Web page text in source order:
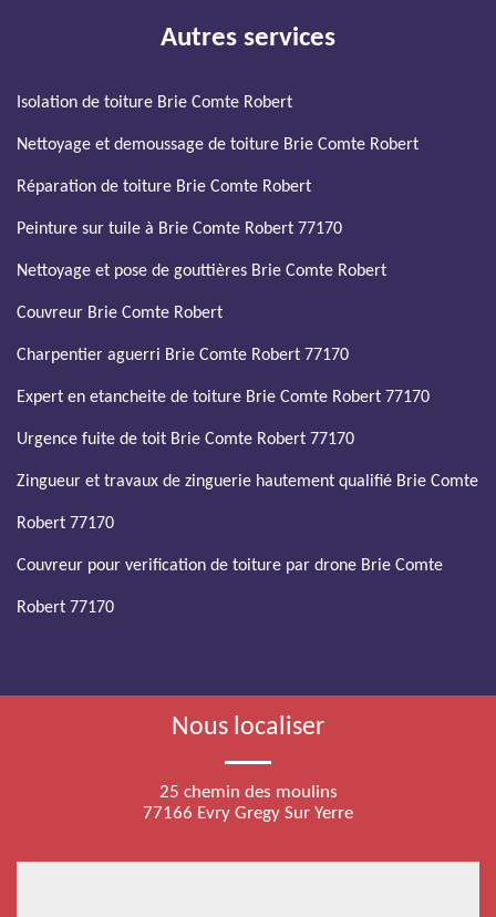
Autres services
Isolation de toiture Brie Comte Robert
Nettoyage et demoussage de toiture Brie Comte Robert
Réparation de toiture Brie Comte Robert
Peinture sur tuile à Brie Comte Robert 77170
Nettoyage et pose de gouttières Brie Comte Robert
Couvreur Brie Comte Robert
Charpentier aguerri Brie Comte Robert 77170
Expert en etancheite de toiture Brie Comte Robert 77170
Urgence fuite de toit Brie Comte Robert 77170
Zingueur et travaux de zinguerie hautement qualifié Brie Comte
Robert 77170
Couvreur pour verification de toiture par drone Brie Comte
Robert 77170
Nous localiser
25 chemin des moulins
77166 Evry Gregy Sur Yerre